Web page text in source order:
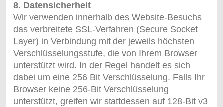
8. Datensicherheit
Wir verwenden innerhalb des Website-Besuchs
das verbreitete SSL-Verfahren (Secure Socket
Layer) in Verbindung mit der jeweils höchsten
Verschlüsselungsstufe, die von Ihrem Browser
unterstützt wird. In der Regel handelt es sich
dabei um eine 256 Bit Verschlüsselung. Falls Ihr
Browser keine 256-Bit Verschlüsselung
unterstützt, greifen wir stattdessen auf 128-Bit v3